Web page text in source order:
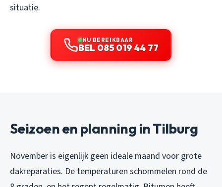
situatie.
NU BEREIKBAAR
BEL 085 019 44 77
Seizoen en planning in Tilburg
November is eigenlijk geen ideale maand voor grote
dakreparaties. De temperaturen schommelen rond de